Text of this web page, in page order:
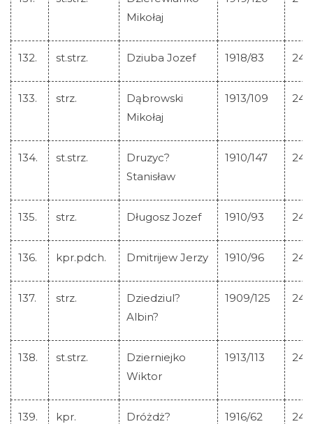
Mikołaj
132. st.strz. Dziuba Jozef 1918/83
133. strz.
Dąbrowski
Mikołaj
1913/109
134. st.strz.
Druzyc?
Stanisław
1910/147
135. strz. Długosz Jozef 1910/93
136. kpr.pdch. Dmitrijew Jerzy 1910/96
137. strz.
Dziedziul?
Albin?
1909/125
138. st.strz.
Dzierniejko
Wiktor
1913/113
139. kpr.
Dróżdż?
1916/62